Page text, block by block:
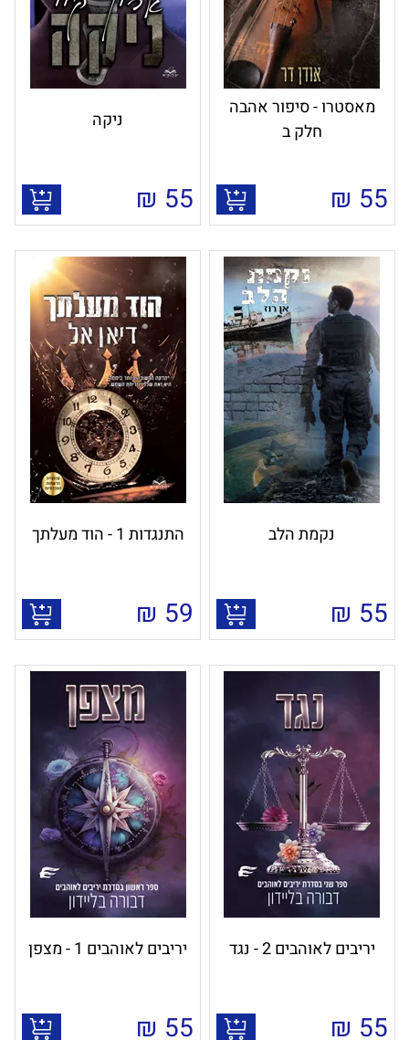
מאסטרו - סיפור אהבה
חלק ב
55
₪
ניקה
55
₪
נקמת הלב
55
₪
התנגדות 1 - הוד מעלתך
59
₪
יריבים לאוהבים 2 - נגד
55
₪
יריבים לאוהבים 1 - מצפן
55
₪